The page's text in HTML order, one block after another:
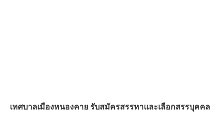
เทศบาลเมืองหนองคาย รับสมัครสรรหาและเลือกสรรบุคคล